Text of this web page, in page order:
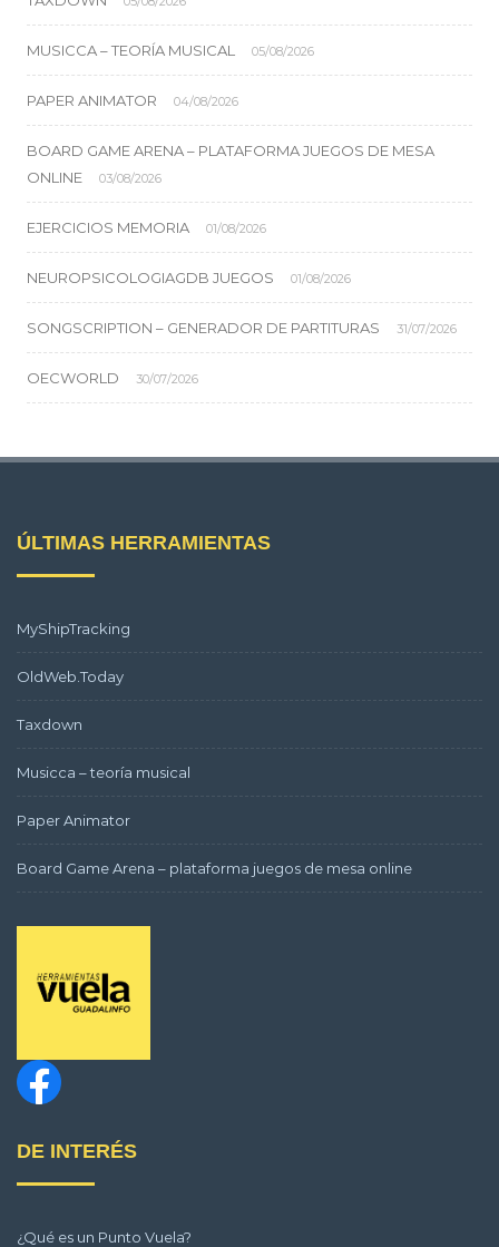
MUSICCA – TEORÍA MUSICAL 05/08/2026
PAPER ANIMATOR 04/08/2026
BOARD GAME ARENA – PLATAFORMA JUEGOS DE MESA
ONLINE
03/08/2026
EJERCICIOS MEMORIA 01/08/2026
NEUROPSICOLOGIAGDB JUEGOS 01/08/2026
SONGSCRIPTION – GENERADOR DE PARTITURAS 31/07/2026
OECWORLD 30/07/2026
ÚLTIMAS HERRAMIENTAS
MyShipTracking
OldWeb.Today
Taxdown
Musicca – teoría musical
Paper Animator
Board Game Arena – plataforma juegos de mesa online
DE INTERÉS
¿Qué es un Punto Vuela?